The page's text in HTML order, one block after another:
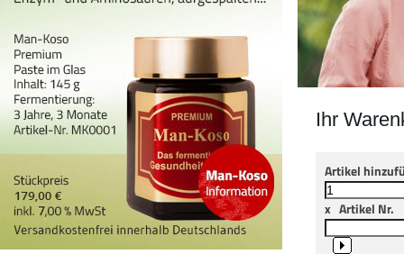
Ihr
Artikel
x Artikel Nr.